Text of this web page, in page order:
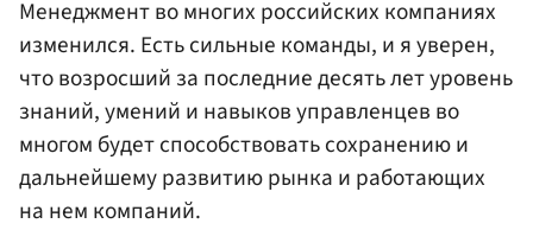
Менеджмент во многих российских компаниях
изменился. Есть сильные команды, и я уверен,
что возросший за последние десять лет уровень
знаний, умений и навыков управленцев во
многом будет способствовать сохранению и
дальнейшему развитию рынка и работающих
на нем компаний.